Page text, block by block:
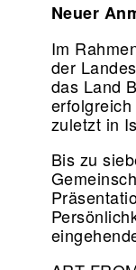
Neuer
Im
der
das Land
zuletzt in
Bis zu